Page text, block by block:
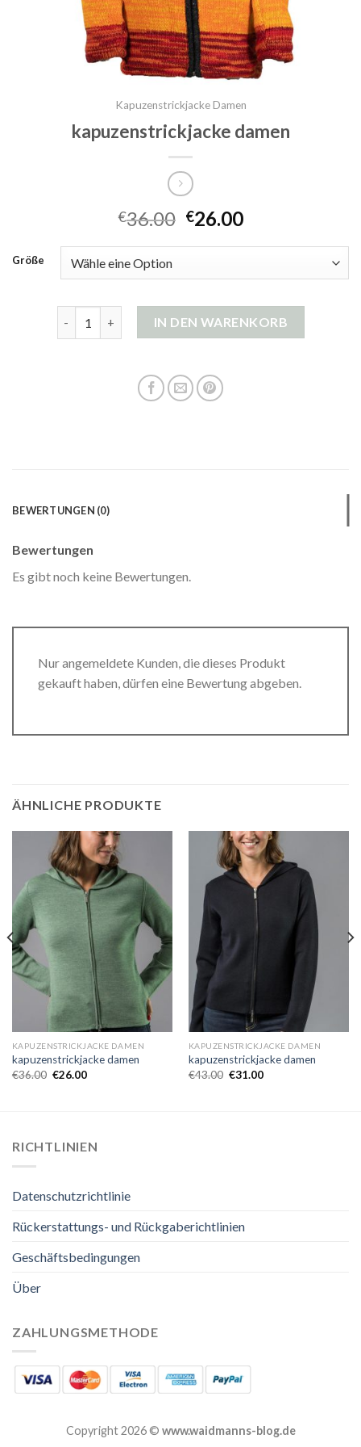
Kapuzenstrickjacke Damen
kapuzenstrickjacke damen
€36.00 €26.00
Größe
kapuzenstrickjacke damen Menge
IN DEN WARENKORB
BEWERTUNGEN (0)
Bewertungen
Es gibt noch keine Bewertungen.
Nur angemeldete Kunden, die dieses Produkt
gekauft haben, dürfen eine Bewertung abgeben.
ÄHNLICHE PRODUKTE
KAPUZENSTRICKJACKE DAMEN
kapuzenstrickjacke damen
€36.00 €26.00
KAPUZENSTRICKJACKE DAMEN
kapuzenstrickjacke damen
€43.00 €31.00
RICHTLINIEN
Datenschutzrichtlinie
Rückerstattungs- und Rückgaberichtlinien
Geschäftsbedingungen
Über
ZAHLUNGSMETHODE
Copyright 2026 © www.waidmanns-blog.de